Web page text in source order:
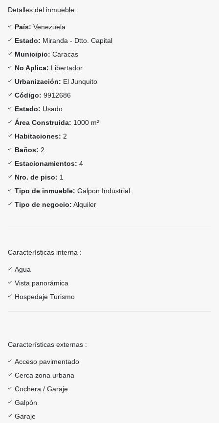
Detalles del inmueble :
País: Venezuela
Estado: Miranda - Dtto. Capital
Municipio: Caracas
No Aplica: Libertador
Urbanización: El Junquito
Código: 9912686
Estado: Usado
Área Construida: 1000 m²
Habitaciones: 2
Baños: 2
Estacionamientos: 4
Nro. de piso: 1
Tipo de inmueble: Galpon Industrial
Tipo de negocio: Alquiler
Características interna :
Agua
Vista panorámica
Hospedaje Turismo
Características externas :
Acceso pavimentado
Cerca zona urbana
Cochera / Garaje
Galpón
Garaje